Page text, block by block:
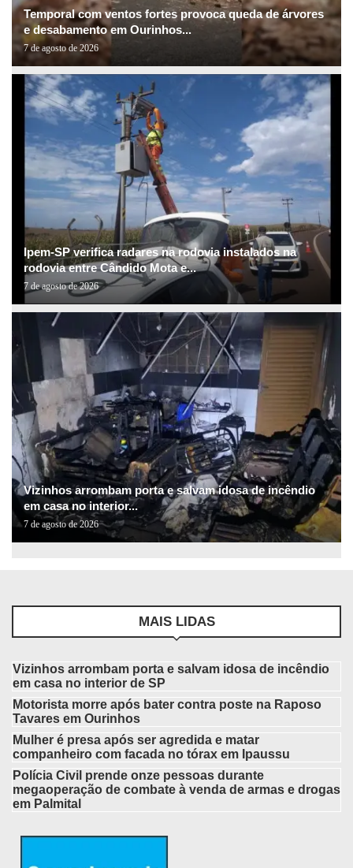
Temporal com ventos fortes provoca queda de árvores
e desabamento em Ourinhos...
7 de agosto de 2026
Ipem-SP verifica radares na rodovia instalados na
rodovia entre Cândido Mota e...
7 de agosto de 2026
Vizinhos arrombam porta e salvam idosa de incêndio
em casa no interior...
7 de agosto de 2026
MAIS LIDAS
Vizinhos arrombam porta e salvam idosa de incêndio
em casa no interior de SP
Motorista morre após bater contra poste na Raposo
Tavares em Ourinhos
Mulher é presa após ser agredida e matar
companheiro com facada no tórax em Ipaussu
Polícia Civil prende onze pessoas durante
megaoperação de combate à venda de armas e drogas
em Palmital